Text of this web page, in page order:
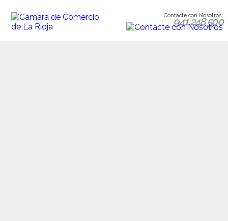
Contacte con Nosotros:
941 248 500